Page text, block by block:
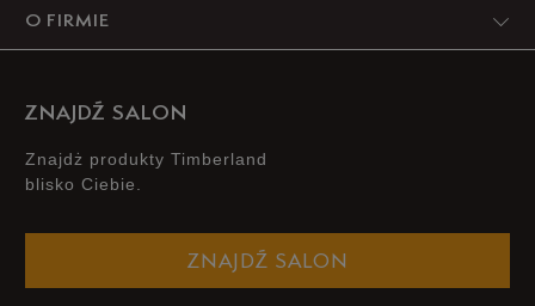
O FIRMIE
ZNAJDŹ SALON
Znajdż produkty Timberland
blisko Ciebie.
ZNAJDŹ SALON